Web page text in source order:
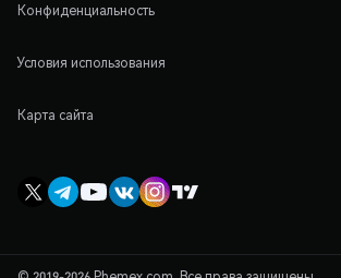
Конфиденциальность
Условия использования
Карта сайта